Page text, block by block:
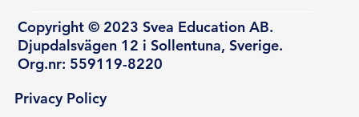
Copyright © 2023 Svea Education AB.
Djupdalsvägen 12 i Sollentuna, Sverige.
Org.nr: 559119-8220
Privacy Policy